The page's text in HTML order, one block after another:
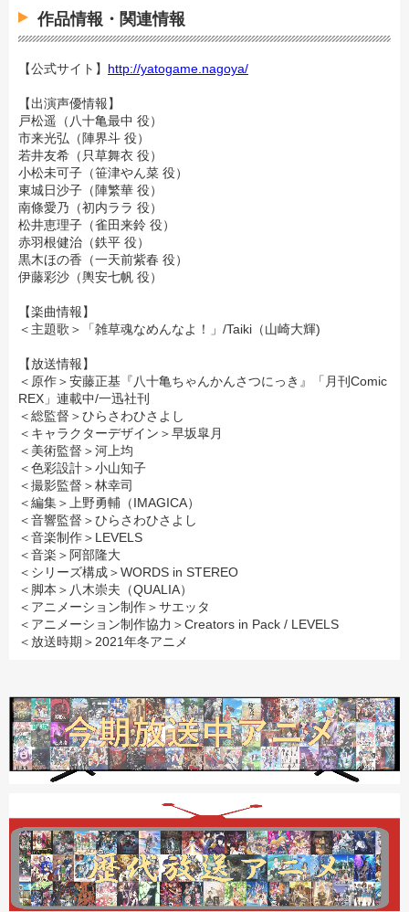
作品情報・関連情報
【公式サイト】 http://yatogame.nagoya/
【出演声優情報】
戸松遥（八十亀最中 役）
市来光弘（陣界斗 役）
若井友希（只草舞衣 役）
小松未可子（笹津やん菜 役）
東城日沙子（陣繁華 役）
南條愛乃（初内ララ 役）
松井恵理子（雀田来鈴 役）
赤羽根健治（鉄平 役）
黒木ほの香（一天前紫春 役）
伊藤彩沙（輿安七帆 役）
【楽曲情報】
＜主題歌＞「雑草魂なめんなよ！ 」/Taiki（山崎大輝)
【放送情報】
＜原作＞安藤正基『八十亀ちゃんかんさつにっき』「月刊Comic
REX」連載中/一迅社刊
＜総監督＞ひらさわひさよし
＜キャラクターデザイン＞早坂皐月
＜美術監督＞河上均
＜色彩設計＞小山知子
＜撮影監督＞林幸司
＜編集＞上野勇輔（IMAGICA）
＜音響監督＞ひらさわひさよし
＜音楽制作＞LEVELS
＜音楽＞阿部隆大
＜シリーズ構成＞WORDS in STEREO
＜脚本＞八木崇夫（QUALIA）
＜アニメーション制作＞サエッタ
＜アニメーション制作協力＞Creators in Pack / LEVELS
＜放送時期＞2021年冬アニメ